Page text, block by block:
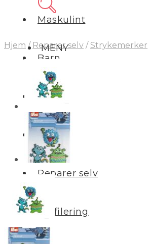
MENY
Maskulint
Barn
Interiør
Salg
Reparer selv
Profilering
Hjem / Reparer selv / Strykemerker